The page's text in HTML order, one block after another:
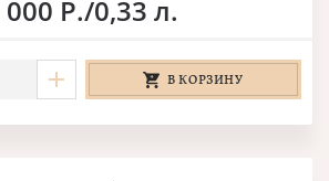
000 Р./0,33 л.
В КОРЗИНУ